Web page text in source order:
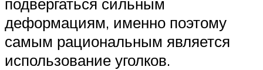
деформациям, именно поэтому
самым рациональным является
использование уголков.